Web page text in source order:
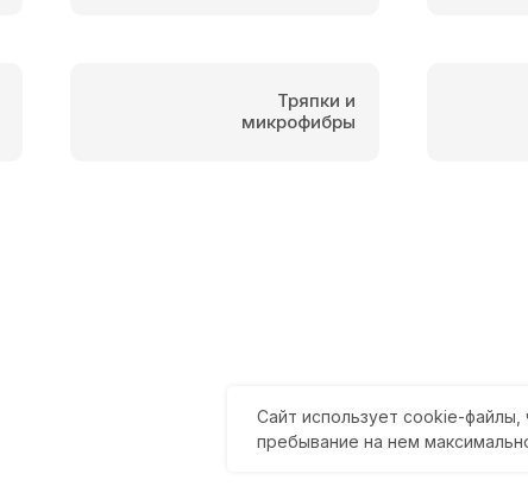
Сайт использует cookie-
пребывание на нем
Тряпки и
микрофибры